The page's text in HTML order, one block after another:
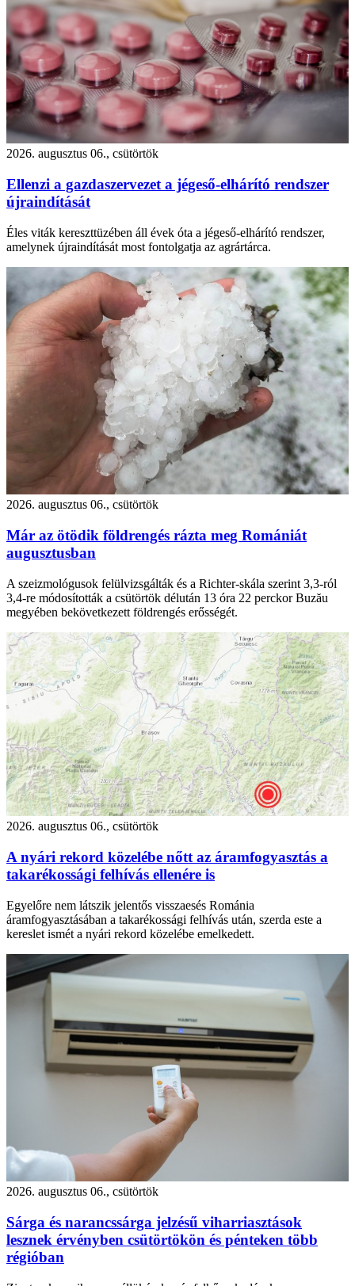
2026. augusztus 06., csütörtök
Ellenzi a gazdaszervezet a jégeső-elhárító rendszer
újraindítását
Éles viták kereszttüzében áll évek óta a jégeső-elhárító rendszer,
amelynek újraindítását most fontolgatja az agrártárca.
2026. augusztus 06., csütörtök
Már az ötödik földrengés rázta meg Romániát
augusztusban
A szeizmológusok felülvizsgálták és a Richter-skála szerint 3,3-ról
3,4-re módosították a csütörtök délután 13 óra 22 perckor Buzău
megyében bekövetkezett földrengés erősségét.
2026. augusztus 06., csütörtök
A nyári rekord közelébe nőtt az áramfogyasztás a
takarékossági felhívás ellenére is
Egyelőre nem látszik jelentős visszaesés Románia
áramfogyasztásában a takarékossági felhívás után, szerda este a
kereslet ismét a nyári rekord közelébe emelkedett.
2026. augusztus 06., csütörtök
Sárga és narancssárga jelzésű viharriasztások
lesznek érvényben csütörtökön és pénteken több
régióban